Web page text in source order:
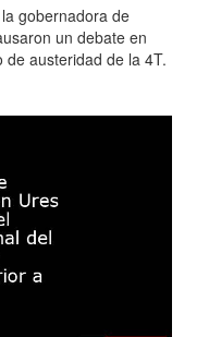
gobernadora de
un debate en
de austeridad de la 4T.